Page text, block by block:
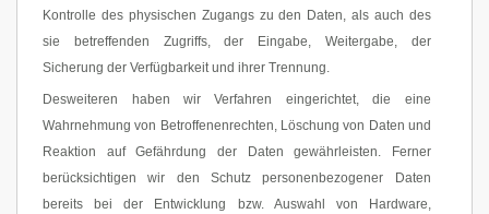
Kontrolle des physischen Zugangs zu den Daten, als auch des
sie betreffenden Zugriffs, der Eingabe, Weitergabe, der
Sicherung der Verfügbarkeit und ihrer Trennung.
Desweiteren haben wir Verfahren eingerichtet, die eine
Wahrnehmung von Betroffenenrechten, Löschung von Daten und
Reaktion auf Gefährdung der Daten gewährleisten. Ferner
berücksichtigen wir den Schutz personenbezogener Daten
bereits bei der Entwicklung bzw. Auswahl von Hardware,